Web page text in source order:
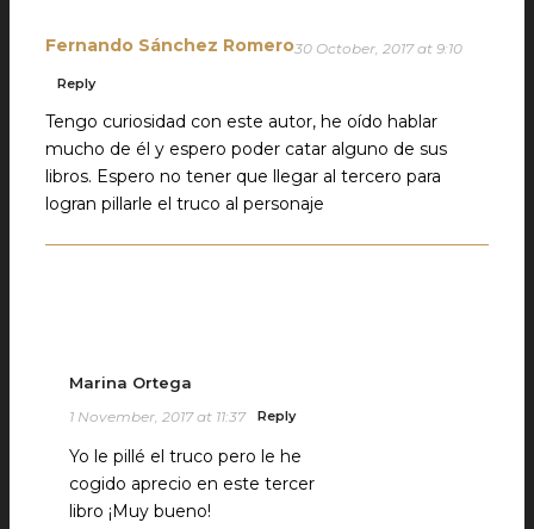
Fernando Sánchez Romero30 October, 2017 at 9:10
Reply
Tengo curiosidad con este autor, he oído hablar
mucho de él y espero poder catar alguno de sus
libros. Espero no tener que llegar al tercero para
logran pillarle el truco al personaje
Marina Ortega
1 November, 2017 at 11:37 Reply
Yo le pillé el truco pero le he
cogido aprecio en este tercer
libro ¡Muy bueno!